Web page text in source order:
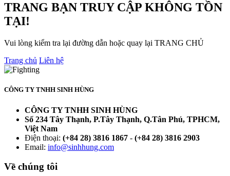
TRANG BẠN TRUY CẬP KHÔNG TỒN
TẠI!
Vui lòng kiểm tra lại đường dẫn hoặc quay lại TRANG CHỦ
Trang chủ Liên hệ
CÔNG TY TNHH SINH HÙNG
CÔNG TY TNHH SINH HÙNG
Số 234 Tây Thạnh, P.Tây Thạnh, Q.Tân Phú, TPHCM,
Việt Nam
Điện thoại: (+84 28) 3816 1867 - (+84 28) 3816 2903
Email: info@sinhhung.com
Về chúng tôi